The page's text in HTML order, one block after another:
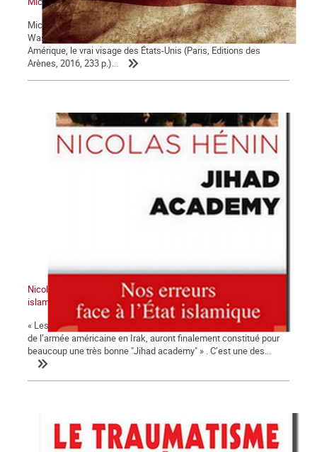
Michel Floquet, grand reporter, correspondant de TF1 à
Washington de 2011 à 2016, trace dans son ouvrage Triste
Amérique, le vrai visage des États-Unis (Paris, Editions des
Arènes, 2016, 233 p.)...
Nicolas HÉNIN, Jihad Academy : Nos erreurs face à l’État
islamique. Fayard, 2015, 260 p.
« Les prisons du régime syrien, comme les camps d’internement
de l’armée américaine en Irak, auront finalement constitué pour
beaucoup une très bonne "Jihad academy" » . C’est une des...